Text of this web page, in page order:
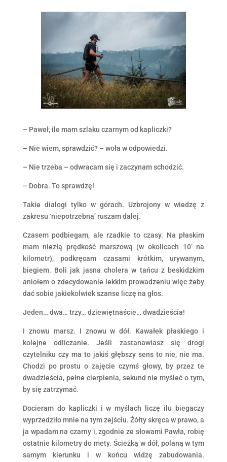
– Paweł, ile mam szlaku czarnym od kapliczki?
– Nie wiem, sprawdzić? – woła w odpowiedzi.
– Nie trzeba – odwracam się i zaczynam schodzić.
– Dobra. To sprawdzę!
Takie dialogi tylko w górach. Uzbrojony w wiedzę z
zakresu ‘niepotrzebna’ ruszam dalej.
Czasem podbiegam, ale rzadkie to czasy. Na płaskim
mam niezłą prędkość marszową (w okolicach 10’ na
kilometr), podkręcam czasami krótkim, urywanym,
biegiem. Boli jak jasna cholera w tańcu z beskidzkim
aniołem o zdecydowanie lekkim prowadzeniu więc żeby
dać sobie jakiekolwiek szanse liczę na głos.
Jeden… dwa… trzy… dziewiętnaście… dwadzieścia!
I znowu marsz. I znowu w dół. Kawałek płaskiego i
kolejne odliczanie. Jeśli zastanawiasz się drogi
czytelniku czy ma to jakiś głębszy sens to nie, nie ma.
Chodzi po prostu o zajęcie czymś głowy, by przez te
dwadzieścia, pełne cierpienia, sekund nie myśleć o tym,
by się zatrzymać.
Docieram do kapliczki i w myślach liczę ilu biegaczy
wyprzedziło mnie na tym zejściu. Żółty skręca w prawo, a
ja wpadam na czarny i, zgodnie ze słowami Pawła, robię
ostatnie kilometry do mety. Ścieżką w dół, polaną w tym
samym kierunku i w końcu widzę zabudowania.